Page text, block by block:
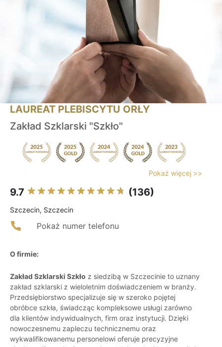
LAUREAT PLEBISCYTU ORŁY
Zakład Szklarski "Szkło"
Pokaż więcej >>
9.7 (136)
Szczecin, Szczecin
Pokaż numer telefonu
O firmie:
Zakład Szklarski Szkło z siedzibą w Szczecinie to uznany
zakład szklarski z wieloletnim doświadczeniem w branży.
Przedsiębiorstwo specjalizuje się w szeroko pojętej
obróbce szkła, świadcząc kompleksowe usługi zarówno
dla klientów indywidualnych, firm oraz instytucji. Dzięki
nowoczesnemu zapleczu technicznemu oraz
wykwalifikowanemu personelowi oferuje precyzyjne